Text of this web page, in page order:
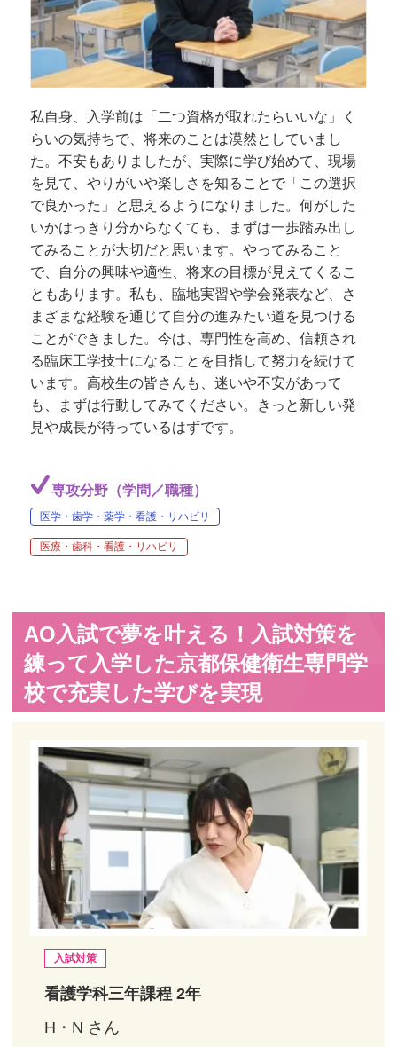
私自身、入学前は「二つ資格が取れたらいいな」く
らいの気持ちで、将来のことは漠然としていまし
た。不安もありましたが、実際に学び始めて、現場
を見て、やりがいや楽しさを知ることで「この選択
で良かった」と思えるようになりました。何がした
いかはっきり分からなくても、まずは一歩踏み出し
てみることが大切だと思います。やってみること
で、自分の興味や適性、将来の目標が見えてくるこ
ともあります。私も、臨地実習や学会発表など、さ
まざまな経験を通じて自分の進みたい道を見つける
ことができました。今は、専門性を高め、信頼され
る臨床工学技士になることを目指して努力を続けて
います。高校生の皆さんも、迷いや不安があって
も、まずは行動してみてください。きっと新しい発
見や成長が待っているはずです。
専攻分野（学問／職種）
医学・歯学・薬学・看護・リハビリ
医療・歯科・看護・リハビリ
AO入試で夢を叶える！入試対策を
練って入学した京都保健衛生専門学
校で充実した学びを実現
入試対策
看護学科三年課程 2年
H・N さん